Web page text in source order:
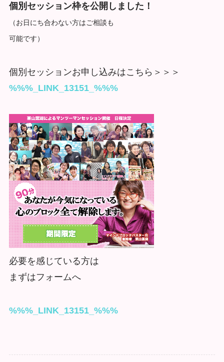
個別セッション枠を公開しました！
（お日にち合わない方はご相談も
可能です）
個別セッションお申し込みはこちら＞＞＞
%%%_LINK_13151_%%%
必要を感じている方は
まずはフォームへ
%%%_LINK_13151_%%%